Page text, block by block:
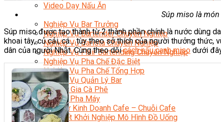
Video Dạy Nấu Ăn
Nghiệp Vụ Bar Trưởng
Nghiệp Vụ Bartender Chuyên Nghiệp
Nghiệp Vụ Barista Chuyên Nghiệp
Nghiệp Vụ Flair Bartending Chuyên Nghiệp
Nghiệp Vụ Pha Chế Đặc Biệt
Nghiệp Vụ Pha Chế Tổng Hợp
Nghiệp Vụ Quản Lý Bar
Chuyên Gia Cà Phê
Cà Phê Pha Máy
Khởi Sự Kinh Doanh Cafe – Chuỗi Cafe
Bí Quyết Khởi Nghiệp Mô Hình Đồ Uống
Súp miso là
Súp miso được tạo thành từ 2 thành phần chính là nước dùng
khoai tây, củ cải, cá… tùy theo sở thích của người thưởng thức,
dân của người Nhật. Cùng theo dõicách nấu canh miso dưới